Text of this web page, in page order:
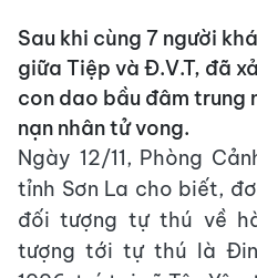
Sau khi cùng 7 người
giữa Tiệp và Đ.V.T, đã
con dao bầu đâm trung
nạn nhân tử vong.
Ngày 12/11, Phòng
tỉnh Sơn La cho biết,
đối tượng tự thú về
tượng tới tự thú là